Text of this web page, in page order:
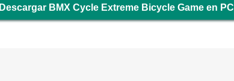
Descargar BMX Cycle Extreme Bicycle Game en PC